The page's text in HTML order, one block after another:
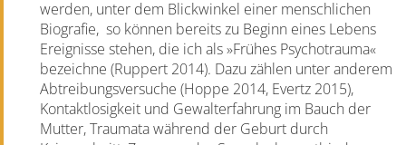
werden, unter dem Blickwinkel einer menschlichen
Biografie, so können bereits zu Beginn eines Lebens
Ereignisse stehen, die ich als »Frühes Psychotrauma«
bezeichne (Ruppert 2014). Dazu zählen unter anderem
Abtreibungsversuche (Hoppe 2014, Evertz 2015),
Kontaktlosigkeit und Gewalterfahrung im Bauch der
Mutter, Traumata während der Geburt durch